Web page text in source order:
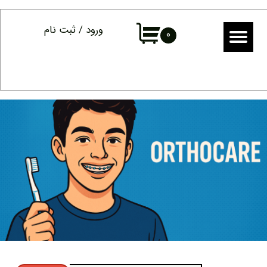
۰ ورود / ثبت نام
حساب کاربری من
سفارشات